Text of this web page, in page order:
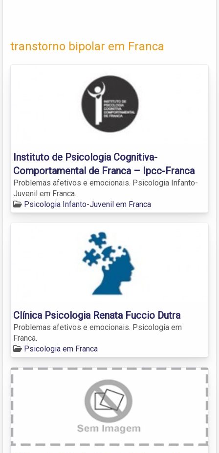
transtorno bipolar em Franca
Instituto de Psicologia Cognitiva-
Comportamental de Franca – Ipcc-Franca
Problemas afetivos e emocionais. Psicologia Infanto-
Juvenil em Franca.
Psicologia Infanto-Juvenil em Franca
Clínica Psicologia Renata Fuccio Dutra
Problemas afetivos e emocionais. Psicologia em
Franca.
Psicologia em Franca